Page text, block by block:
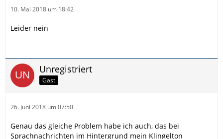
10. Mai 2018 um 18:42
Leider nein
Unregistriert
Gast
26. Juni 2018 um 07:50
Genau das gleiche Problem habe ich auch, das bei
Sprachnachrichten im Hintergrund mein Klingelton